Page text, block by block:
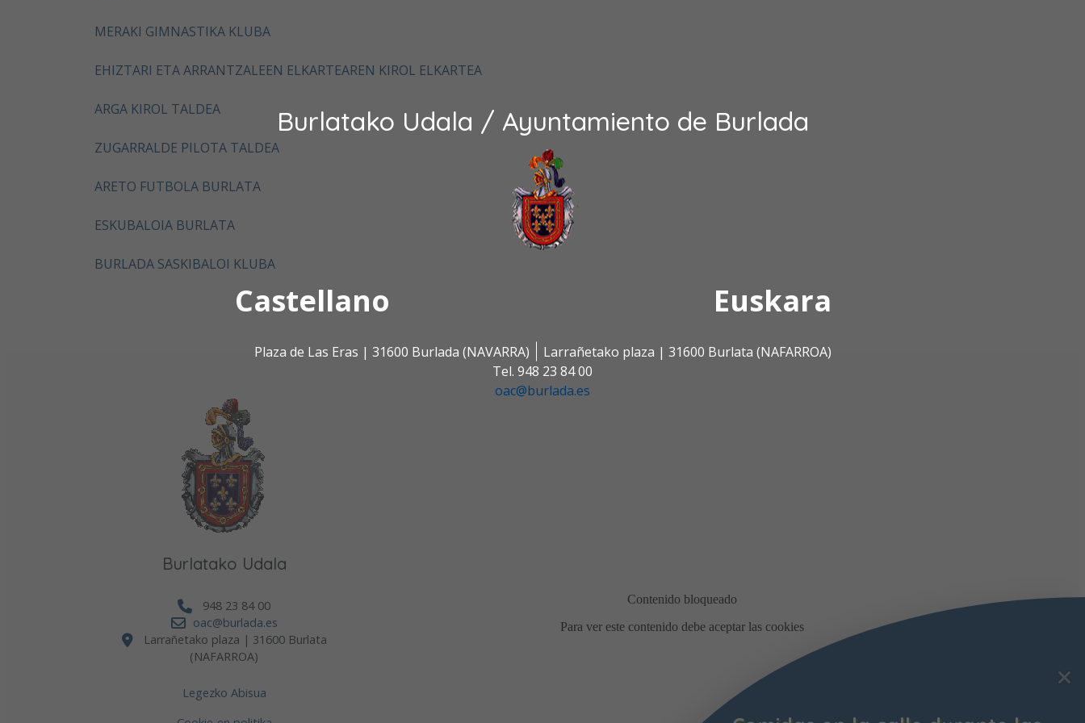
Burlatako Udala / Ayuntamiento de Burlada
Castellano Euskara
Plaza de Las Eras | 31600 Burlada (NAVARRA)
Larrañetako plaza | 31600 Burlata (NAFARROA)
Tel. 948 23 84 00
oac@burlada.es
MERAKI GIMNASTIKA KLUBA
EHIZTARI ETA ARRANTZALEEN ELKARTEAREN KIROL ELKARTEA
ARGA KIROL TALDEA
ZUGARRALDE PILOTA TALDEA
ARETO FUTBOLA BURLATA
ESKUBALOIA BURLATA
BURLADA SASKIBALOI KLUBA
Burlatako Udala
948 23 84 00
oac@burlada.es
Larrañetako plaza | 31600 Burlata
(NAFARROA)
Legezko Abisua